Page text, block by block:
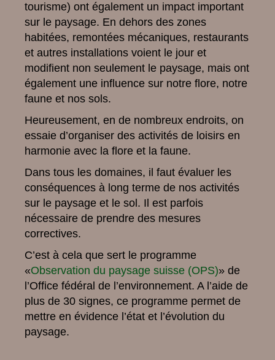
tourisme) ont également un impact important
sur le paysage. En dehors des zones
habitées, remontées mécaniques, restaurants
et autres installations voient le jour et
modifient non seulement le paysage, mais ont
également une influence sur notre flore, notre
faune et nos sols.
Heureusement, en de nombreux endroits, on
essaie d’organiser des activités de loisirs en
harmonie avec la flore et la faune.
Dans tous les domaines, il faut évaluer les
conséquences à long terme de nos activités
sur le paysage et le sol. Il est parfois
nécessaire de prendre des mesures
correctives.
C’est à cela que sert le programme
«Observation du paysage suisse (OPS)» de
l’Office fédéral de l’environnement. A l’aide de
plus de 30 signes, ce programme permet de
mettre en évidence l’état et l’évolution du
paysage.